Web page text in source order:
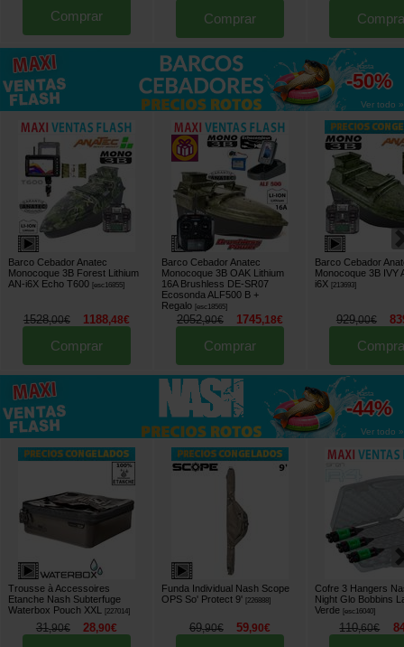
Comprar Comprar
hasta
-50%
Ver todo »
Barco Cebador Anatec
Monocoque 3B Forest Lithium
AN-i6X Echo T600 [esc16855]
1528,00€ 1188,48€
Comprar
Barco Cebador Anatec
Monocoque 3B OAK Lithium
16A Brushless DE-SR07
Ecosonda ALF500 B +
Regalo [esc18565]
2052,90€ 1745,18€
Comprar
Barco Cebador
Monocoque 3B IVY
i6X [213693]
929,00€
hasta
-44%
Ver todo »
Trousse à Accessoires
Etanche Nash Subterfuge
Waterbox Pouch XXL
[227014]
31,90€ 28,90€
Funda Individual Nash Scope
OPS So' Protect 9' [226888]
69,90€ 59,90€
Cofre 3 Hangers
Night Glo Bobbins
Verde [esc16040]
110,60€